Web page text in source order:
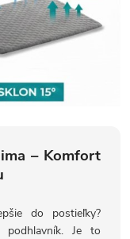
– Komfort
do postieľky?
Je to